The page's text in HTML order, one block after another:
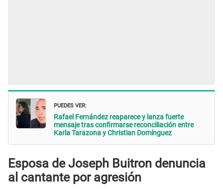
PUEDES VER:
Rafael Fernández reaparece y lanza fuerte
mensaje tras confirmarse reconciliación entre
Karla Tarazona y Christian Domínguez
Esposa de Joseph Buitron denuncia
al cantante por agresión